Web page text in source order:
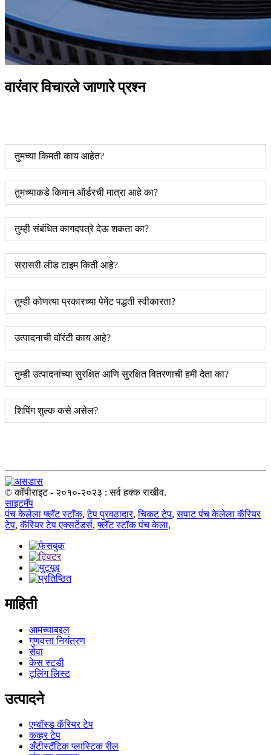
वारंवार विचारले जाणारे प्रश्न
तुमच्या किमती काय आहेत?
तुमच्याकडे किमान ऑर्डरची मात्रा आहे का?
तुम्ही संबंधित कागदपत्रे देऊ शकता का?
सरासरी लीड टाइम किती आहे?
तुम्ही कोणत्या प्रकारच्या पेमेंट पद्धती स्वीकारता?
उत्पादनाची वॉरंटी काय आहे?
तुम्ही उत्पादनांच्या सुरक्षित आणि सुरक्षित वितरणाची हमी देता का?
शिपिंग शुल्क कसे असेल?
© कॉपीराइट - २०१०-२०२३ : सर्व हक्क राखीव.
साइटमॅप
पंच केलेला फ्लॅट स्टॉक,टेप पुरवठादार,चिकट टेप,सपाट पंच केलेला कॅरियर
टेप,कॅरियर टेप एक्सटेंडर्स,फ्लॅट स्टॉक पंच केला,
माहिती
आमच्याबद्दल
गुणवत्ता नियंत्रण
सेवा
केस स्टडी
टूलिंग लिस्ट
उत्पादने
एम्बॉस्ड कॅरियर टेप
कव्हर टेप
अँटीस्टॅटिक प्लास्टिक रील